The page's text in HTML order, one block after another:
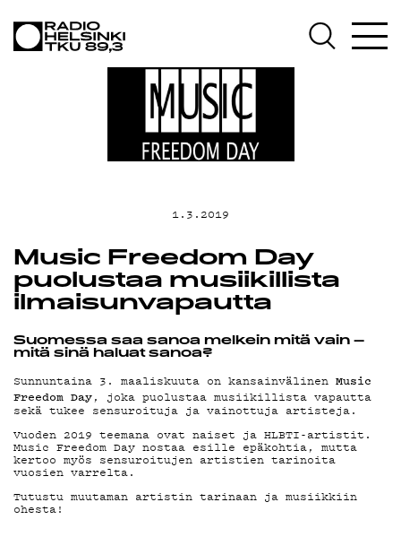
TEKIJÄT
ON-
DEMAND
1.3.2019
Music Freedom Day
puolustaa musiikillista
ilmaisunvapautta
Suomessa saa sanoa melkein mitä vain –
mitä sinä haluat sanoa?
Sunnuntaina 3. maaliskuuta on kansainvälinen Music
Freedom Day, joka puolustaa musiikillista vapautta
sekä tukee sensuroituja ja vainottuja artisteja.
Vuoden 2019 teemana ovat naiset ja HLBTI-artistit.
Music Freedom Day nostaa esille epäkohtia, mutta
kertoo myös sensuroitujen artistien tarinoita
vuosien varrelta.
Tutustu muutaman artistin tarinaan ja musiikkiin
ohesta!